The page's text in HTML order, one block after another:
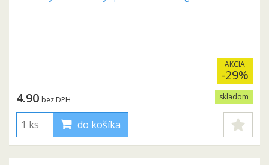
AKCIA
-29%
skladom
4.90 bez DPH
do košíka